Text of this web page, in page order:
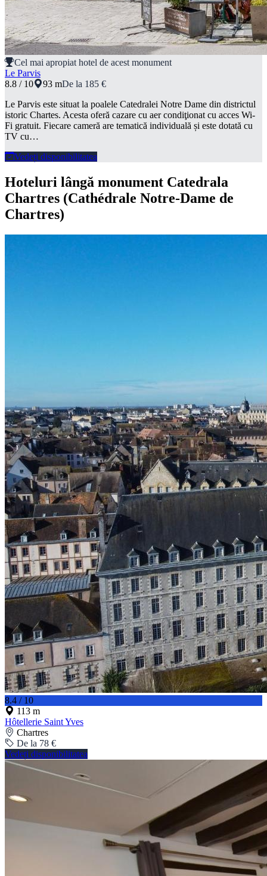
Cel mai apropiat hotel de acest monument
Le Parvis
8.8 / 10
93 mDe la 185 €
Le Parvis este situat la poalele Catedralei Notre Dame din districtul
istoric Chartes. Acesta oferă cazare cu aer condiţionat cu acces Wi-
Fi gratuit. Fiecare cameră are tematică individuală și este dotată cu
TV cu…
Vedeți disponibilitatea
Hoteluri lângă monument Catedrala
Chartres (Cathédrale Notre-Dame de
Chartres)
8.4 / 10
113 m
Hôtellerie Saint Yves
Chartres
De la 78 €
Vedeți disponibilitatea